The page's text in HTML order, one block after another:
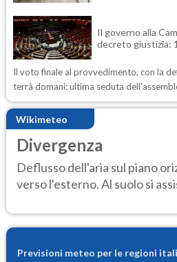
Il governo alla
decreto giustizia:
Il voto finale al provvedimento, con la
terrà domani: ultima seduta
Wikimeteo
Divergenza
Deflusso dell'aria sul piano
verso l'esterno. Al suolo si
Previsioni meteo per le regioni